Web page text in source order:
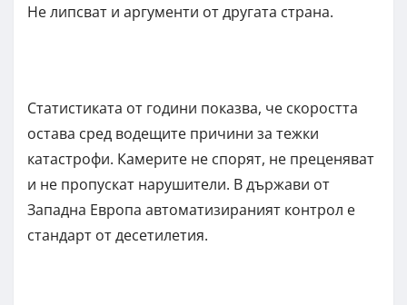
Не липсват и аргументи от другата страна.
Статистиката от години показва, че скоростта
остава сред водещите причини за тежки
катастрофи. Камерите не спорят, не преценяват
и не пропускат нарушители. В държави от
Западна Европа автоматизираният контрол е
стандарт от десетилетия.